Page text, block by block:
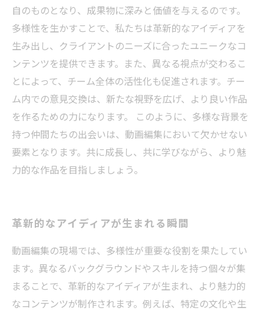
自のものとなり、成果物に深みと価値を与えるのです。
多様性を生かすことで、私たちは革新的なアイディアを
生み出し、クライアントのニーズに合ったユニークなコ
ンテンツを提供できます。また、異なる視点が交わるこ
とによって、チーム全体の活性化も促進されます。チー
ム内での意見交換は、新たな視野を広げ、より良い作品
を作るための力になります。 このように、多様な背景を
持つ仲間たちの出会いは、動画編集において欠かせない
要素となります。共に成長し、共に学びながら、より魅
力的な作品を目指しましょう。
革新的なアイディアが生まれる瞬間
動画編集の現場では、多様性が重要な役割を果たしてい
ます。異なるバックグラウンドやスキルを持つ個々が集
まることで、革新的なアイディアが生まれ、より魅力的
なコンテンツが制作されます。例えば、特定の文化や生